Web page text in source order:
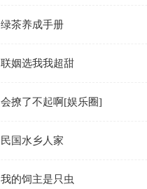
绿茶养成手册
联姻选我我超甜
会撩了不起啊[娱乐圈]
民国水乡人家
我的饲主是只虫